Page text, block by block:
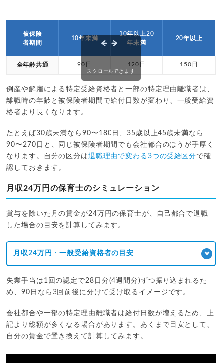
被保険
者期間
10年未満
10年以上20
年未満
20年以上
全年齢共通 90日 120日 150日
スクロールできます
倒産や解雇による特定受給資格者と一部の特定理由離職者は、
離職時の年齢と被保険者期間で給付日数が変わり、一般受給資
格者より長くなります。
たとえば30歳未満なら90〜180日、35歳以上45歳未満なら
90〜270日と、同じ被保険者期間でも会社都合のほうが手厚く
なります。自分の区分は退職理由で変わる3つの受給区分で確
認しておきます。
月収24万円の保育士のシミュレーション
賞与を除いた月の賃金が24万円の保育士が、自己都合で退職
した場合の目安を計算してみます。
月収24万円・一般受給資格者の目安
失業手当は1回の認定で28日分(4週間分)ずつ振り込まれるた
め、90日なら3回前後に分けて受け取るイメージです。
会社都合や一部の特定理由離職者は給付日数が増えるため、上
記より総額が多くなる場合があります。あくまで目安として、
自分の賃金で置き換えて計算してみます。